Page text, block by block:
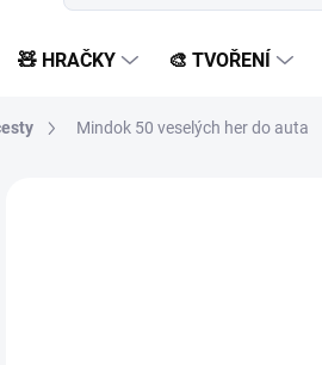
🧸 HRAČKY 🎨 TVOŘENÍ
Mindok 50 veselých her do auta